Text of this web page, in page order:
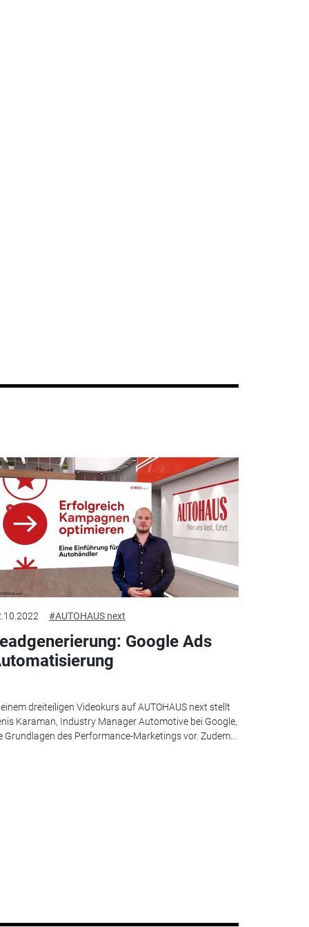
#AUTOHAUS next
Google Ads
dreiteiligen Videokurs auf AUTOHAUS next stellt
Karaman, Industry Manager Automotive bei Google,
Grundlagen des Performance-Marketings vor. Zudem...